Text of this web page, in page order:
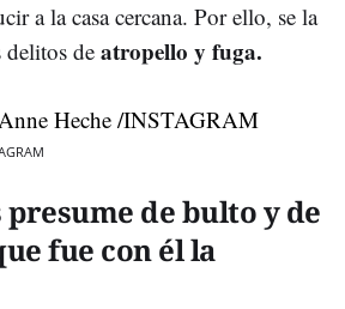
a la casa cercana. Por ello, se la
delitos de atropello y fuga.
de bulto y de
fue con él la